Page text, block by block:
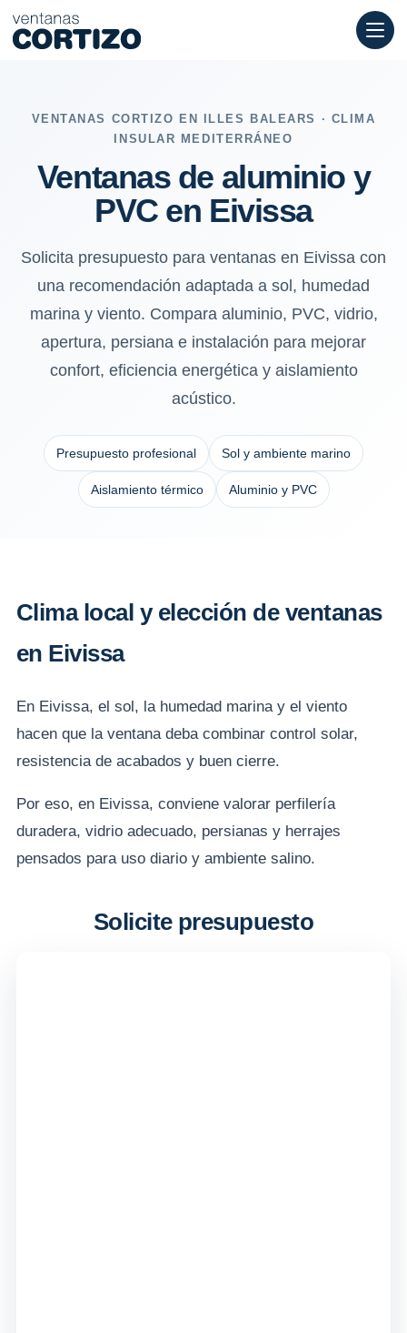
Ventanas de aluminio y PVC en Eivissa: sol, humedad
VENTANAS CORTIZO EN ILLES BALEARS · CLIMA
INSULAR MEDITERRÁNEO
Ventanas de aluminio y
PVC en Eivissa
Solicita presupuesto para ventanas en Eivissa con
una recomendación adaptada a sol, humedad
marina y viento. Compara aluminio, PVC, vidrio,
apertura, persiana e instalación para mejorar
confort, eficiencia energética y aislamiento
acústico.
Presupuesto profesional Sol y ambiente marino
Aislamiento térmico Aluminio y PVC
Clima local y elección de ventanas
en Eivissa
En Eivissa, el sol, la humedad marina y el viento
hacen que la ventana deba combinar control solar,
resistencia de acabados y buen cierre.
Por eso, en Eivissa, conviene valorar perfilería
duradera, vidrio adecuado, persianas y herrajes
pensados para uso diario y ambiente salino.
Solicite presupuesto